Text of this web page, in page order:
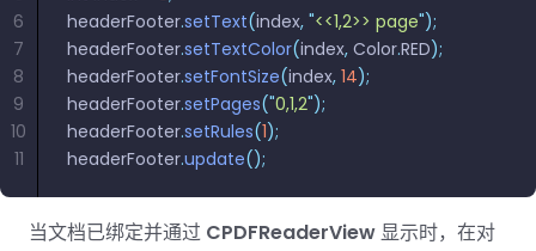
Python
指南
Node.js
指南
headerFooter.setText(index, "<<1,2>> page");
headerFooter.setTextColor(index, Color.RED);
headerFooter.setFontSize(index, 14);
headerFooter.setPages("0,1,2");
headerFooter.setRules(1);
headerFooter.update();
6
7
8
9
10
11
当文档已绑定并通过 CPDFReaderView显示时，在对